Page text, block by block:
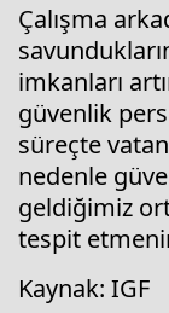
Çalışma
imkanları
güvenlik
süreçte
nedenle
geldiğimiz
tespit
Kaynak: IGF